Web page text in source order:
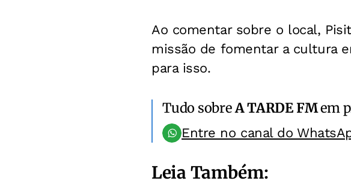
Ao comentar sobre o local,
missão de fomentar a cultura
para isso.
Tudo sobreA TARDE FMem
Entre no canal do
Leia Também: